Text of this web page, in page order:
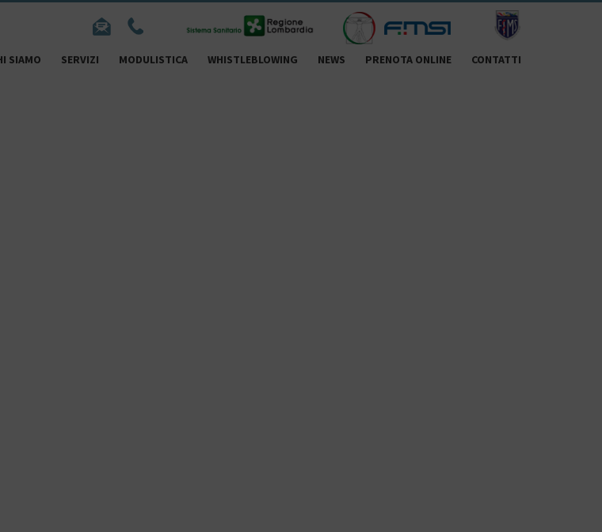
SIAMO SERVIZI MODULISTICA WHISTLEBLOWING NEWS PRENOTA ONLINE CONTATTI